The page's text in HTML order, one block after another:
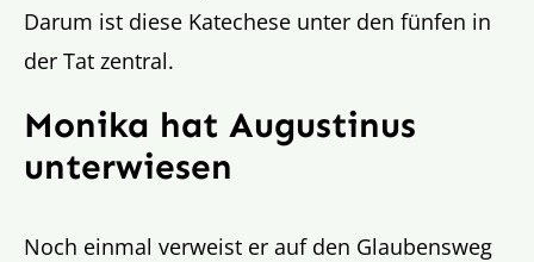
Darum ist diese Katechese unter den fünfen in
der Tat zentral.
Monika hat Augustinus
unterwiesen
Noch einmal verweist er auf den Glaubensweg